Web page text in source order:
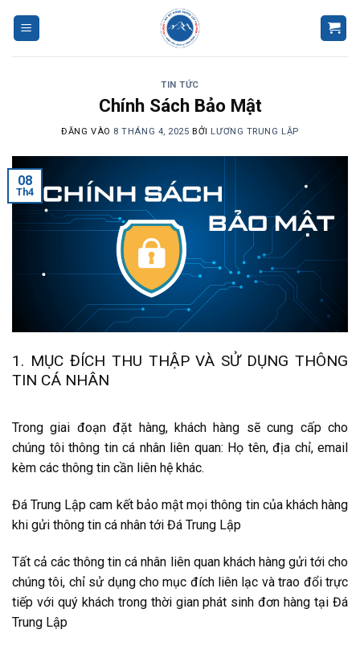
TIN TỨC
Chính Sách Bảo Mật
ĐĂNG VÀO 8 THÁNG 4, 2025 BỞI LƯƠNG TRUNG LẬP
08
Th4
1. MỤC ĐÍCH THU THẬP VÀ SỬ DỤNG THÔNG
TIN CÁ NHÂN
Trong giai đoạn đặt hàng, khách hàng sẽ cung cấp cho
chúng tôi thông tin cá nhân liên quan: Họ tên, địa chỉ, email
kèm các thông tin cần liên hệ khác.
Đá Trung Lập cam kết bảo mật mọi thông tin của khách hàng
khi gửi thông tin cá nhân tới Đá Trung Lập
Tất cả các thông tin cá nhân liên quan khách hàng gửi tới cho
chúng tôi, chỉ sử dụng cho mục đích liên lạc và trao đổi trực
tiếp với quý khách trong thời gian phát sinh đơn hàng tại Đá
Trung Lập